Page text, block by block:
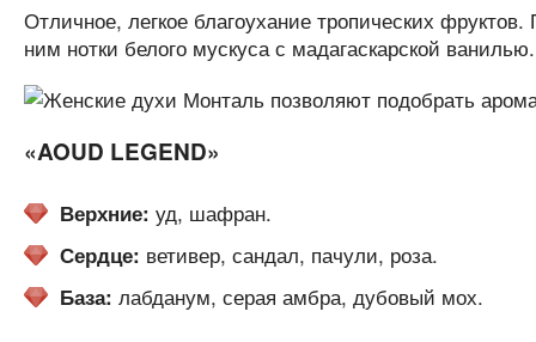
Отличное, легкое благоухание тропических
ним нотки белого мускуса с мадагаскарской
«AOUD LEGEND»
Верхние: уд, шафран.
Сердце: ветивер, сандал, пачули, роза.
База: лабданум, серая амбра, дубовый мох.